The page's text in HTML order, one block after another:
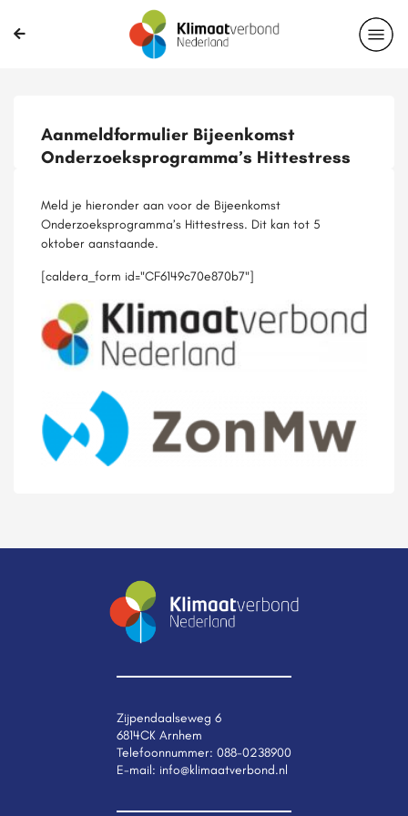
Aanmeldformulier Bijeenkomst
Onderzoeksprogramma’s Hittestress
Meld je hieronder aan voor de Bijeenkomst
Onderzoeksprogramma’s Hittestress. Dit kan tot 5
oktober aanstaande.
[caldera_form id="CF6149c70e870b7"]
Zijpendaalseweg 6
6814CK Arnhem
Telefoonnummer: 088-0238900
E-mail: info@klimaatverbond.nl